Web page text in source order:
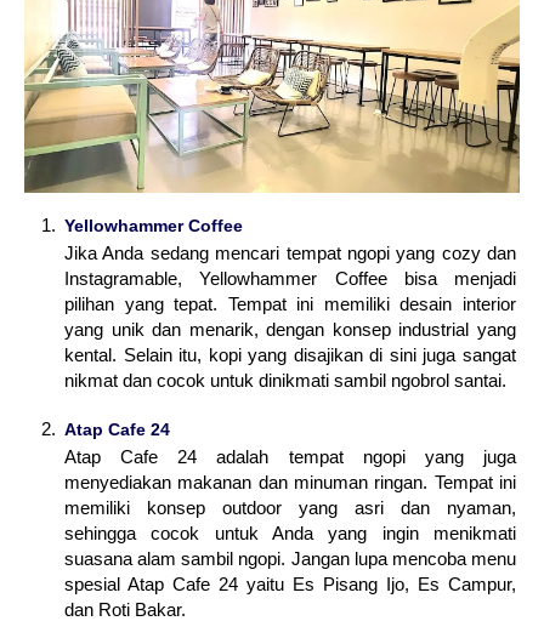
Yellowhammer Coffee
Jika Anda sedang mencari tempat ngopi yang cozy dan
Instagramable, Yellowhammer Coffee bisa menjadi
pilihan yang tepat. Tempat ini memiliki desain interior
yang unik dan menarik, dengan konsep industrial yang
kental. Selain itu, kopi yang disajikan di sini juga sangat
nikmat dan cocok untuk dinikmati sambil ngobrol santai.
Atap Cafe 24
Atap Cafe 24 adalah tempat ngopi yang juga
menyediakan makanan dan minuman ringan. Tempat ini
memiliki konsep outdoor yang asri dan nyaman,
sehingga cocok untuk Anda yang ingin menikmati
suasana alam sambil ngopi. Jangan lupa mencoba menu
spesial Atap Cafe 24 yaitu Es Pisang Ijo, Es Campur,
dan Roti Bakar.